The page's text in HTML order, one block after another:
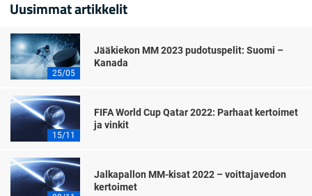
Uusimmat artikkelit
25/05
Jääkiekon MM 2023 pudotuspelit: Suomi –
Kanada
15/11
FIFA World Cup Qatar 2022: Parhaat kertoimet
ja vinkit
Jalkapallon MM-kisat 2022 – voittajavedon
kertoimet